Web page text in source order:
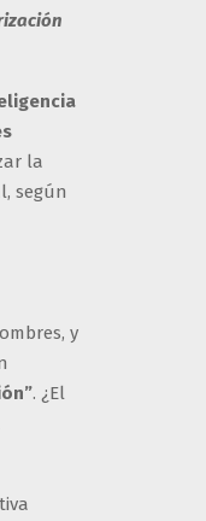
la
según
y
. ¿El